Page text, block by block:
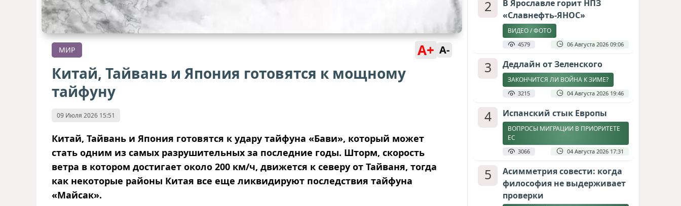
МИР A+ A-
Китай, Тайвань и Япония готовятся к мощному
тайфуну
09 Июля 2026 15:51
Китай, Тайвань и Япония готовятся к удару тайфуна «Бави», который может
стать одним из самых разрушительных за последние годы. Шторм, скорость
ветра в котором достигает около 200 км/ч, движется к северу от Тайваня, тогда
как некоторые районы Китая все еще ликвидируют последствия тайфуна
«Майсак».
2
В Ярославле горит НПЗ
«Славнефть-ЯНОС»
ВИДЕО / ФОТО
4579 06 Августа 2026 09:06
3 Дедлайн от Зеленского
ЗАКОНЧИТСЯ ЛИ ВОЙНА К ЗИМЕ?
3215 04 Августа 2026 19:46
4 Испанский стык Европы
ВОПРОСЫ МИГРАЦИИ В ПРИОРИТЕТЕ
ЕС
3066 04 Августа 2026 17:31
5
Асимметрия совести: когда
философия не выдерживает
проверки